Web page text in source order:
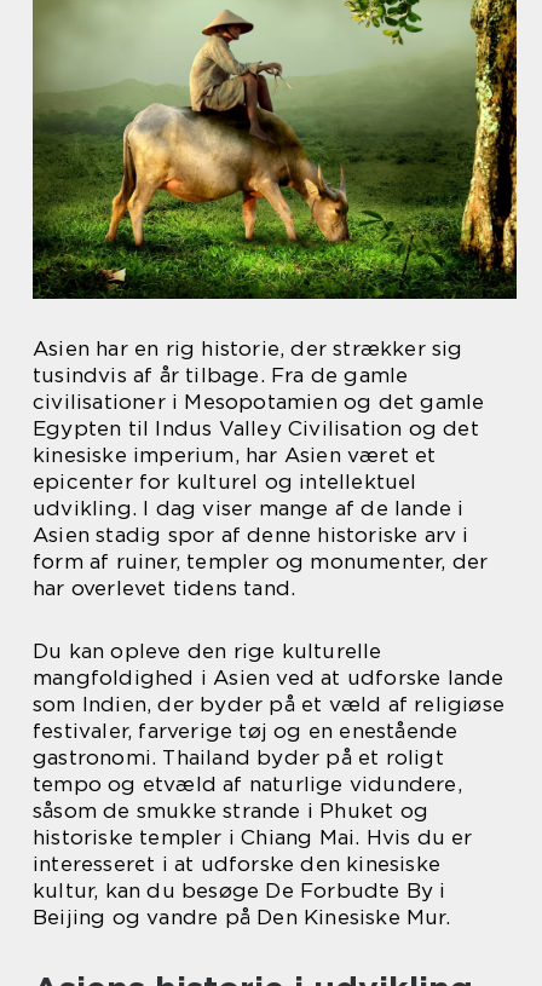
Asien har en rig historie, der strækker sig
tusindvis af år tilbage. Fra de gamle
civilisationer i Mesopotamien og det gamle
Egypten til Indus Valley Civilisation og det
kinesiske imperium, har Asien været et
epicenter for kulturel og intellektuel
udvikling. I dag viser mange af de lande i
Asien stadig spor af denne historiske arv i
form af ruiner, templer og monumenter, der
har overlevet tidens tand.
Du kan opleve den rige kulturelle
mangfoldighed i Asien ved at udforske lande
som Indien, der byder på et væld af religiøse
festivaler, farverige tøj og en enestående
gastronomi. Thailand byder på et roligt
tempo og etvæld af naturlige vidundere,
såsom de smukke strande i Phuket og
historiske templer i Chiang Mai. Hvis du er
interesseret i at udforske den kinesiske
kultur, kan du besøge De Forbudte By i
Beijing og vandre på Den Kinesiske Mur.